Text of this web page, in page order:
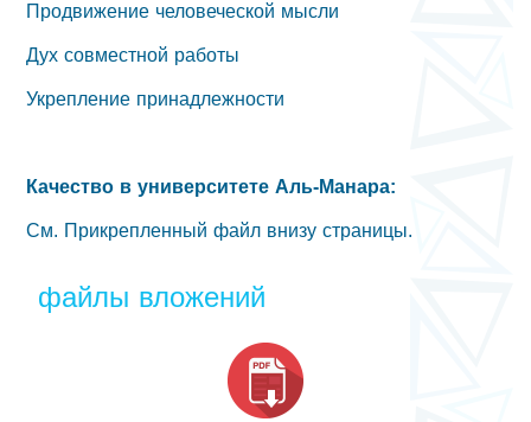
Продвижение человеческой мысли
Дух совместной работы
Укрепление принадлежности
Качество в университете Аль-Манара:
См. Прикрепленный файл внизу страницы.
файлы вложений